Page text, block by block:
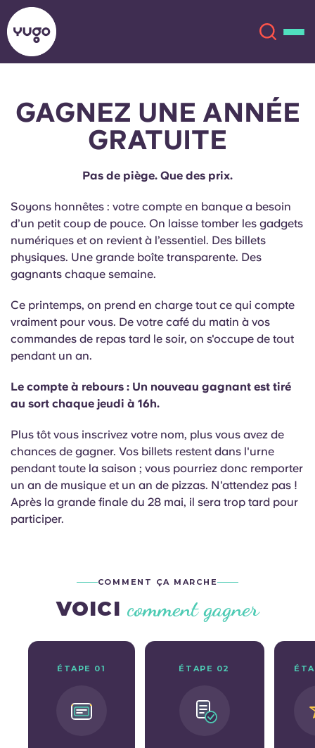
À propos
English (GB)
Chinese
Español
Català
Sélectionnez un pays
Sélectionnez une ville
Choisissez une résidence
Réservez maintenant
English (GB)
English (US)
Català Deutsch
Italian French
Portuguese
GAGNEZ UNE ANNÉE
GRATUITE
Pas de piège. Que des prix.
Soyons honnêtes : votre compte en banque a besoin
d’un petit coup de pouce. On laisse tomber les gadgets
numériques et on revient à l’essentiel. Des billets
physiques. Une grande boîte transparente. Des
gagnants chaque semaine.
Ce printemps, on prend en charge tout ce qui compte
vraiment pour vous. De votre café du matin à vos
commandes de repas tard le soir, on s'occupe de tout
pendant un an.
Le compte à rebours : Un nouveau gagnant est tiré
au sort chaque jeudi à 16h.
Plus tôt vous inscrivez votre nom, plus vous avez de
chances de gagner. Vos billets restent dans l'urne
pendant toute la saison ; vous pourriez donc remporter
un an de musique et un an de pizzas. N'attendez pas !
Après la grande finale du 28 mai, il sera trop tard pour
participer.
COMMENT ÇA MARCHE
VOICI comment gagner
ÉTAPE 01 ÉTAPE 02